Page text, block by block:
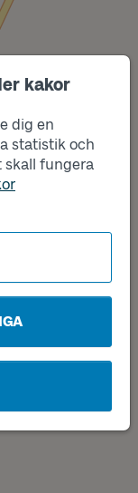
kakor
dig en
statistik och
skall fungera